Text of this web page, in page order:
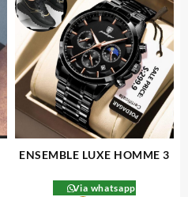
ENSEMBLE LUXE HOMME 3
Via whatsapp